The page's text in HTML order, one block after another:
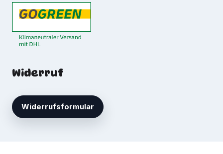
Widerruf
Widerrufsformular